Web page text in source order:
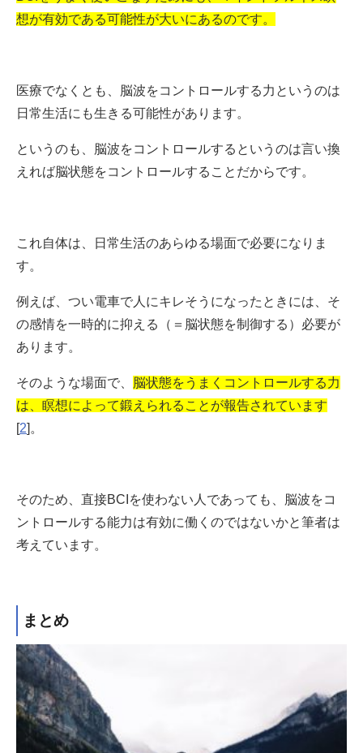
想が有効である可能性が大いにあるのです。
医療でなくとも、脳波をコントロールする力というのは
日常生活にも生きる可能性があります。
というのも、脳波をコントロールするというのは言い換
えれば脳状態をコントロールすることだからです。
これ自体は、日常生活のあらゆる場面で必要になりま
す。
例えば、つい電車で人にキレそうになったときには、そ
の感情を一時的に抑える（＝脳状態を制御する）必要が
あります。
そのような場面で、
脳状態をうまくコントロールする力
は、瞑想によって鍛えられることが報告されています
[2]。
そのため、直接BCIを使わない人であっても、脳波をコ
ントロールする能力は有効に働くのではないかと筆者は
考えています。
まとめ